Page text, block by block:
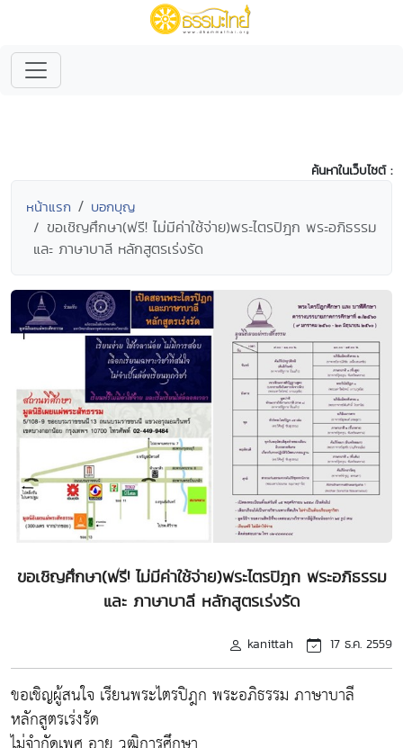
ค้นหาในเว็บไซต์ :
หน้าแรก บอกบุญ
ขอเชิญศึกษา(ฟรี! ไม่มีค่าใช้จ่าย)พระไตรปิฎก พระอภิธรรม
และ ภาษาบาลี หลักสูตรเร่งรัด
ขอเชิญศึกษา(ฟรี! ไม่มีค่าใช้จ่าย)พระไตรปิฎก พระอภิธรรม
และ ภาษาบาลี หลักสูตรเร่งรัด
kanittah 17 ธ.ค. 2559
ขอเชิญผู้สนใจ เรียนพระไตรปิฎก พระอภิธรรม ภาษาบาลี
หลักสูตรเร่งรัด